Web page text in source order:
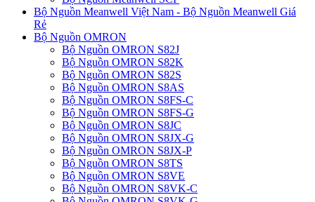
Bộ Nguồn Meanwell Việt Nam - Bộ Nguồn Meanwell Giá
Rẻ
Bộ Nguồn OMRON
Bộ Nguồn OMRON S82J
Bộ Nguồn OMRON S82K
Bộ Nguồn OMRON S82S
Bộ Nguồn OMRON S8AS
Bộ Nguồn OMRON S8FS-C
Bộ Nguồn OMRON S8FS-G
Bộ Nguồn OMRON S8JC
Bộ Nguồn OMRON S8JX-G
Bộ Nguồn OMRON S8JX-P
Bộ Nguồn OMRON S8TS
Bộ Nguồn OMRON S8VE
Bộ Nguồn OMRON S8VK-C